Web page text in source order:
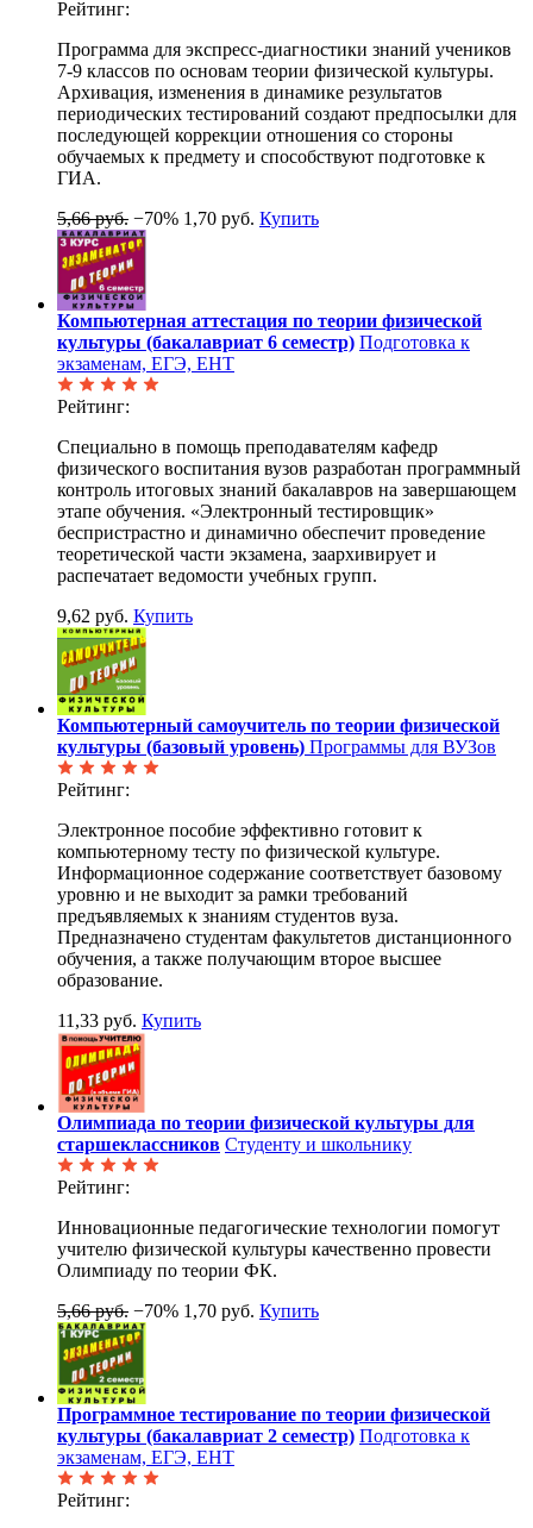
Рейтинг:
Программа для экспресс-диагностики знаний учеников
7-9 классов по основам теории физической культуры.
Архивация, изменения в динамике результатов
периодических тестирований создают предпосылки для
последующей коррекции отношения со стороны
обучаемых к предмету и способствуют подготовке к
ГИА.
5,66 руб. −70% 1,70 руб. Купить
Компьютерная аттестация по теории физической
культуры (бакалавриат 6 семестр) Подготовка к
экзаменам, ЕГЭ, ЕНТ
Рейтинг:
Специально в помощь преподавателям кафедр
физического воспитания вузов разработан программный
контроль итоговых знаний бакалавров на завершающем
этапе обучения. «Электронный тестировщик»
беспристрастно и динамично обеспечит проведение
теоретической части экзамена, заархивирует и
распечатает ведомости учебных групп.
9,62 руб. Купить
Компьютерный самоучитель по теории физической
культуры (базовый уровень) Программы для ВУЗов
Рейтинг:
Электронное пособие эффективно готовит к
компьютерному тесту по физической культуре.
Информационное содержание соответствует базовому
уровню и не выходит за рамки требований
предъявляемых к знаниям студентов вуза.
Предназначено студентам факультетов дистанционного
обучения, а также получающим второе высшее
образование.
11,33 руб. Купить
Олимпиада по теории физической культуры для
старшеклассников Студенту и школьнику
Рейтинг:
Инновационные педагогические технологии помогут
учителю физической культуры качественно провести
Олимпиаду по теории ФК.
5,66 руб. −70% 1,70 руб. Купить
Программное тестирование по теории физической
культуры (бакалавриат 2 семестр) Подготовка к
экзаменам, ЕГЭ, ЕНТ
Рейтинг: